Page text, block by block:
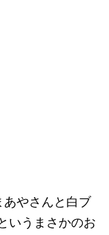
やさんと白ブ
いうまさかのお